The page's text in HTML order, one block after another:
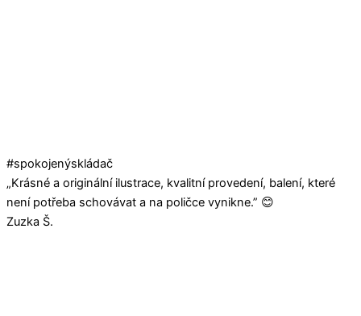
#spokojenýskládač
„Krásné a originální ilustrace, kvalitní provedení, balení, které
není potřeba schovávat a na poličce vynikne.” 😊
Zuzka Š.